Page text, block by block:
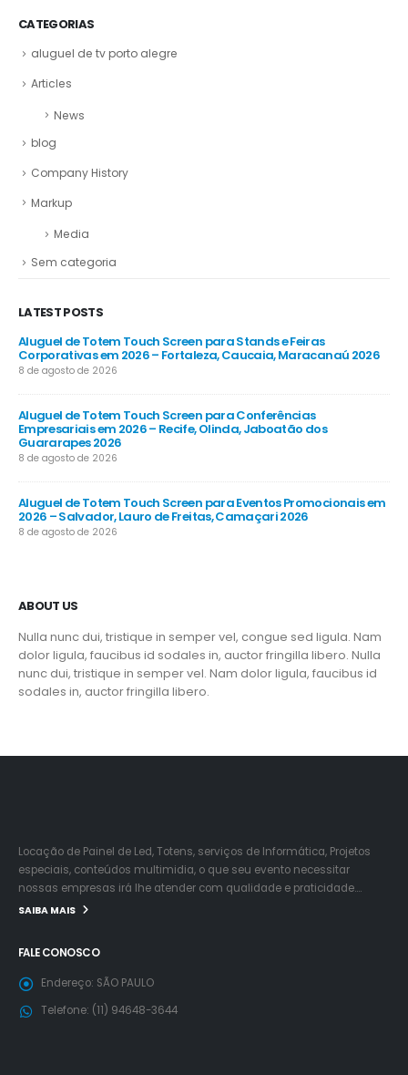
CATEGORIAS
aluguel de tv porto alegre
Articles
News
blog
Company History
Markup
Media
Sem categoria
LATEST POSTS
Aluguel de Totem Touch Screen para Stands e Feiras
Corporativas em 2026 – Fortaleza, Caucaia, Maracanaú 2026
8 de agosto de 2026
Aluguel de Totem Touch Screen para Conferências
Empresariais em 2026 – Recife, Olinda, Jaboatão dos
Guararapes 2026
8 de agosto de 2026
Aluguel de Totem Touch Screen para Eventos Promocionais em
2026 – Salvador, Lauro de Freitas, Camaçari 2026
8 de agosto de 2026
ABOUT US
Nulla nunc dui, tristique in semper vel, congue sed ligula. Nam
dolor ligula, faucibus id sodales in, auctor fringilla libero. Nulla
nunc dui, tristique in semper vel. Nam dolor ligula, faucibus id
sodales in, auctor fringilla libero.
Locação de Painel de Led, Totens, serviços de Informática, Projetos
especiais, conteúdos multimidia, o que seu evento necessitar
nossas empresas irá lhe atender com qualidade e praticidade….
SAIBA MAIS
FALE CONOSCO
Endereço: SÃO PAULO
Telefone: (11) 94648-3644